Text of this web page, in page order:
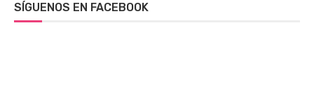
SÍGUENOS EN FACEBOOK